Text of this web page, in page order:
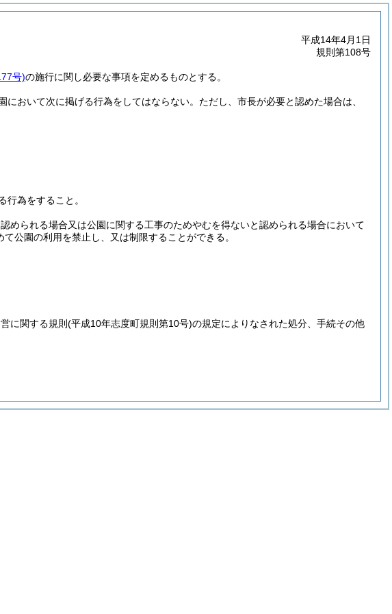
平成14年4月1日
規則第108号
号)の施行に関し必要な事項を定めるものとする。
において次に掲げる行為をしてはならない。 ただし、市長が必要と認めた場合は、
行為をすること。
められる場合又は公園に関する工事のためやむを得ないと認められる場合において
公園の利用を禁止し、又は制限することができる。
に関する規則 (平成10年志度町規則第10号)の規定によりなされた処分、手続その他